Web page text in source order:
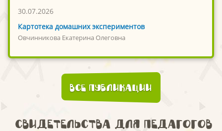
30.07.2026
Картотека домашних экспериментов
Овчинникова Екатерина Олеговна
Все публикации
Свидетельства для педагогов